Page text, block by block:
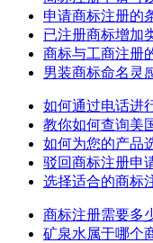
申请商标注册的
已注册商标增加
商标与工商注册
男装商标命名灵
如何通过电话进
教你如何查询美
如何为您的产品
驳回商标注册申
选择适合的商标
商标注册需要多
矿泉水属于哪个